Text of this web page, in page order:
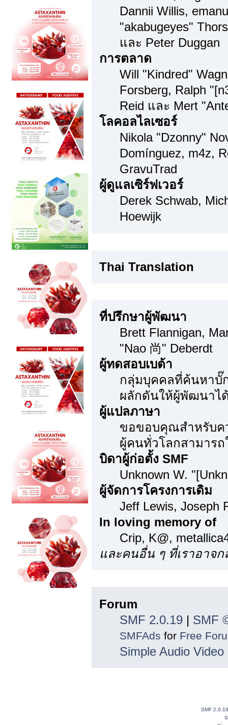
Dannii Willis,
"akabugeyes"
และ Peter Duggan
การตลาด
Will "Kindred"
Forsberg, Ralph
Reid และ Mert
โลคอลไลเซอร์
Nikola "Dzonny"
Domínguez, m4z,
GravuTrad
ผู้ดูแลเซิร์ฟเวอร์
Derek Schwab,
Hoewijk
Thai Translation
ที่ปรึกษาผู้พัฒนา
Brett Flannigan,
"Nao 尚" Deberdt
ผู้ทดสอบเบต้า
กลุ่มบุคคลที่ค้นหาบั๊
ผลักดันให้ผู้พัฒนาไ
ผู้แปลภาษา
ขอขอบคุณสำหรับค
ผู้คนทั่วโลกสามารถ
บิดาผู้ก่อตั้ง SMF
Unknown W.
ผู้จัดการโครงการเดิม
Jeff Lewis, Joseph
In loving memory of
Crip, K@,
และคนอื่น ๆ ที่เราอาจ
Forum
SMF 2.0.19| SMF
SMFAds for Free
Simple Audio
SMF 2.0.19